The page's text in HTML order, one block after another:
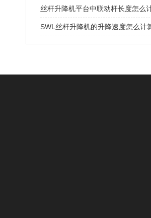
丝杆升降机平台中联动杆长度怎么
SWL丝杆升降机的升降速度怎么计